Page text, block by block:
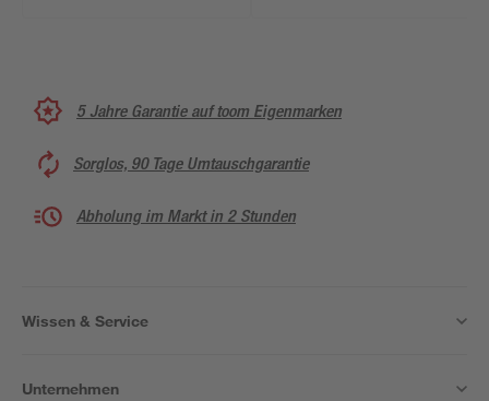
5 Jahre Garantie auf toom Eigenmarken
Sorglos, 90 Tage Umtauschgarantie
Abholung im Markt in 2 Stunden
Wissen & Service
Unternehmen